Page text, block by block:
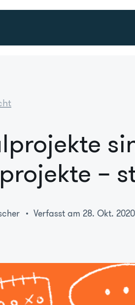
–
Verfasst am 28. Okt. 2020